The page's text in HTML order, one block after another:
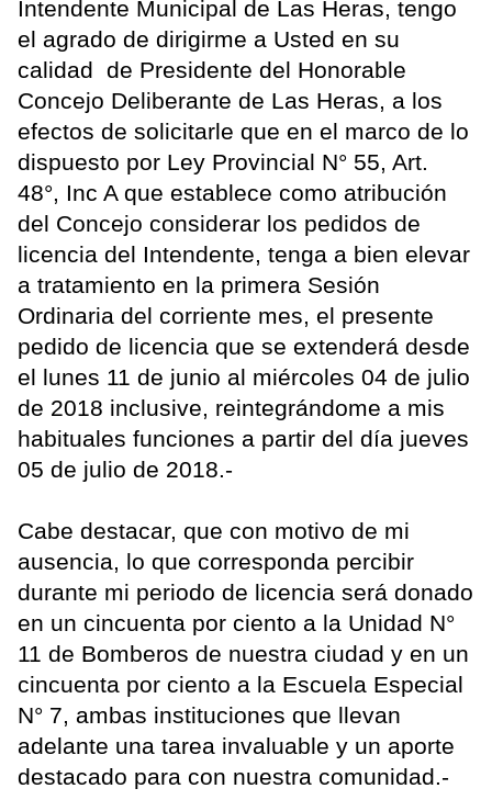
Intendente Municipal de Las Heras, tengo
el agrado de dirigirme a Usted en su
calidad de Presidente del Honorable
Concejo Deliberante de Las Heras, a los
efectos de solicitarle que en el marco de lo
dispuesto por Ley Provincial N° 55, Art.
48°, Inc A que establece como atribución
del Concejo considerar los pedidos de
licencia del Intendente, tenga a bien elevar
a tratamiento en la primera Sesión
Ordinaria del corriente mes, el presente
pedido de licencia que se extenderá desde
el lunes 11 de junio al miércoles 04 de julio
de 2018 inclusive, reintegrándome a mis
habituales funciones a partir del día jueves
05 de julio de 2018.-
Cabe destacar, que con motivo de mi
ausencia, lo que corresponda percibir
durante mi periodo de licencia será donado
en un cincuenta por ciento a la Unidad N°
11 de Bomberos de nuestra ciudad y en un
cincuenta por ciento a la Escuela Especial
N° 7, ambas instituciones que llevan
adelante una tarea invaluable y un aporte
destacado para con nuestra comunidad.-